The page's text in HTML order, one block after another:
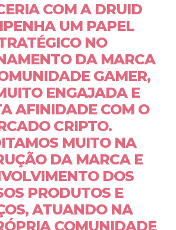
COM A DRUID
UM PAPEL
NO
DA MARCA
GAMER,
ENGAJADA E
AFINIDADE COM O
CRIPTO.
MUITO NA
DA MARCA E
DOS
PRODUTOS E
ATUANDO NA
COMUNIDADE